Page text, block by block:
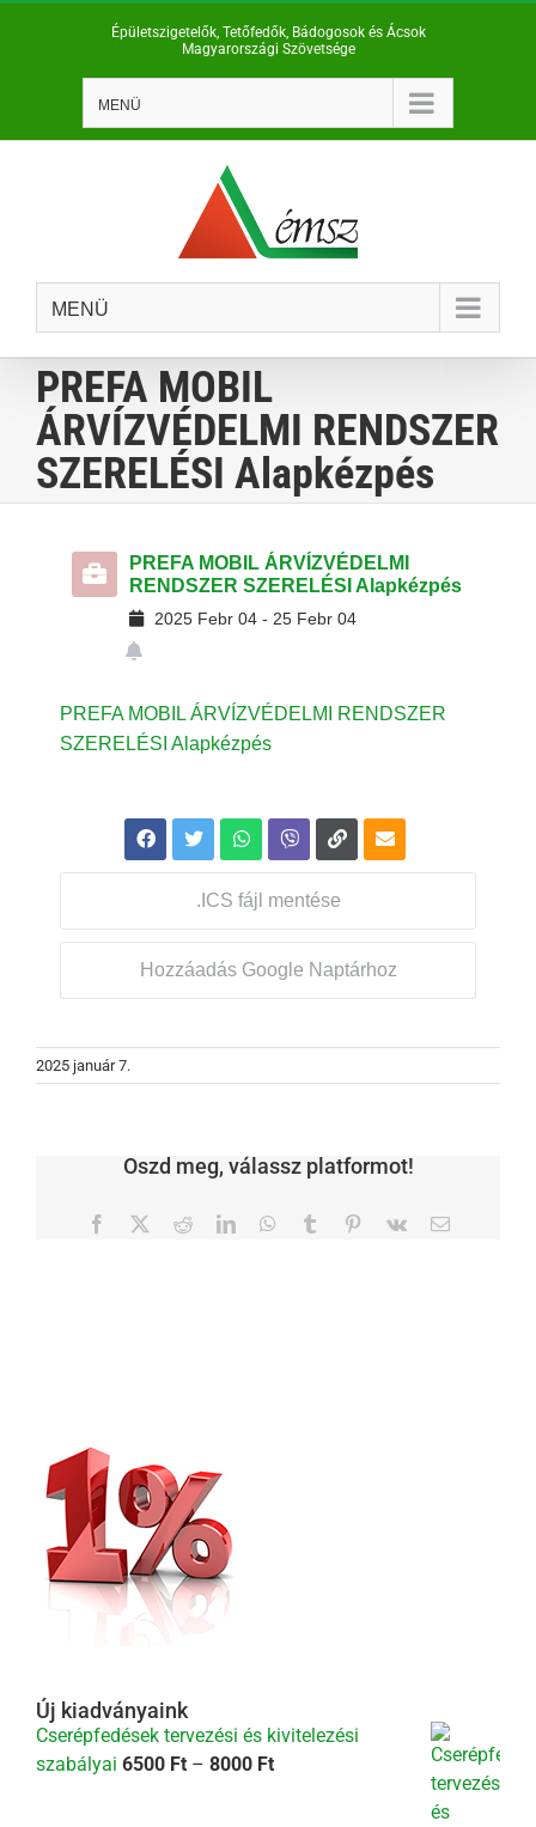
Épületszigetelők, Tetőfedők, Bádogosok és Ácsok
Magyarországi Szövetsége
MENÜ
MENÜ
PREFA MOBIL
ÁRVÍZVÉDELMI RENDSZER
SZERELÉSI Alapkézpés
PREFA MOBIL ÁRVÍZVÉDELMI
RENDSZER SZERELÉSI Alapkézpés
2025 Febr 04 - 25 Febr 04
PREFA MOBIL ÁRVÍZVÉDELMI RENDSZER
SZERELÉSI Alapkézpés
.ICS fájl mentése
Hozzáadás Google Naptárhoz
2025 január 7.
Oszd meg, válassz platformot!
Facebook RedditLinkedInWhatsApp
Tumblr Pinterest
Vk Email:
Új kiadványaink
Cserépfedések tervezési és kivitelezési
szabályai 6500 Ft – 8000 FtÁrtartomány: